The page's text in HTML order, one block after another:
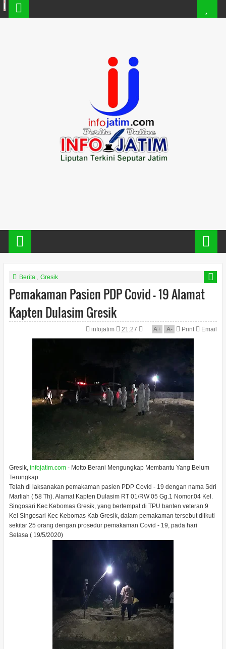
Berita , Gresik
Pemakaman Pasien PDP Covid - 19 Alamat
Kapten Dulasim Gresik
infojatim 21:27 A+ A- Print Email
Gresik, infojatim.com- Motto Berani Mengungkap Membantu Yang Belum
Terungkap.
Telah di laksanakan pemakaman pasien PDP Covid - 19 dengan nama Sdri
Marliah ( 58 Th). Alamat Kapten Dulasim RT 01/RW 05 Gg.1 Nomor.04 Kel.
Singosari Kec Kebomas Gresik, yang bertempat di TPU banten veteran 9
Kel Singosari Kec Kebomas Kab Gresik, dalam pemakaman tersebut diikuti
sekitar 25 orang dengan prosedur pemakaman Covid - 19, pada hari
Selasa ( 19/5/2020)